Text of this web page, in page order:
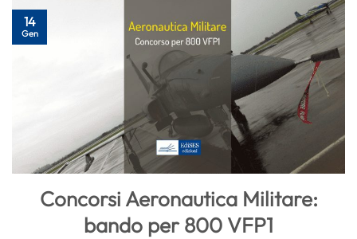
Concorsi Aeronautica Militare:
bando per 800 VFP1
14
Gen